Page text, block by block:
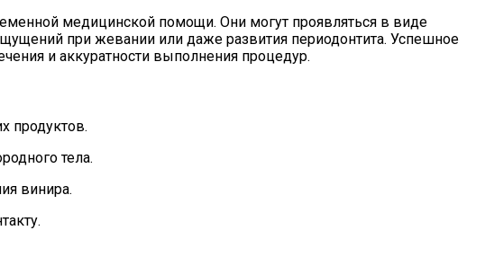
медицинской помощи. Они могут проявляться в виде
при жевании или даже развития периодонтита. Успешное
и аккуратности выполнения процедур.
продуктов.
тела.
винира.